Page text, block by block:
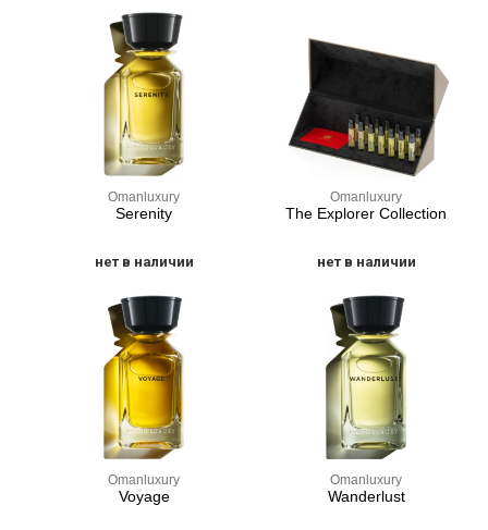
Omanluxury
Serenity
нет в наличии
Omanluxury
The Explorer Collection
нет в наличии
Omanluxury
Voyage
Omanluxury
Wanderlust